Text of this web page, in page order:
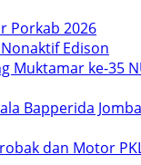
Porkab 2026
Edison
Muktamar ke-35
Bapperida
dan Motor